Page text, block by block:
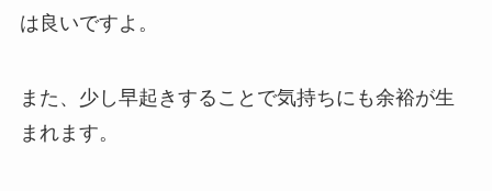
は良いですよ。
また、少し早起きすることで気持ちにも余裕が生
まれます。